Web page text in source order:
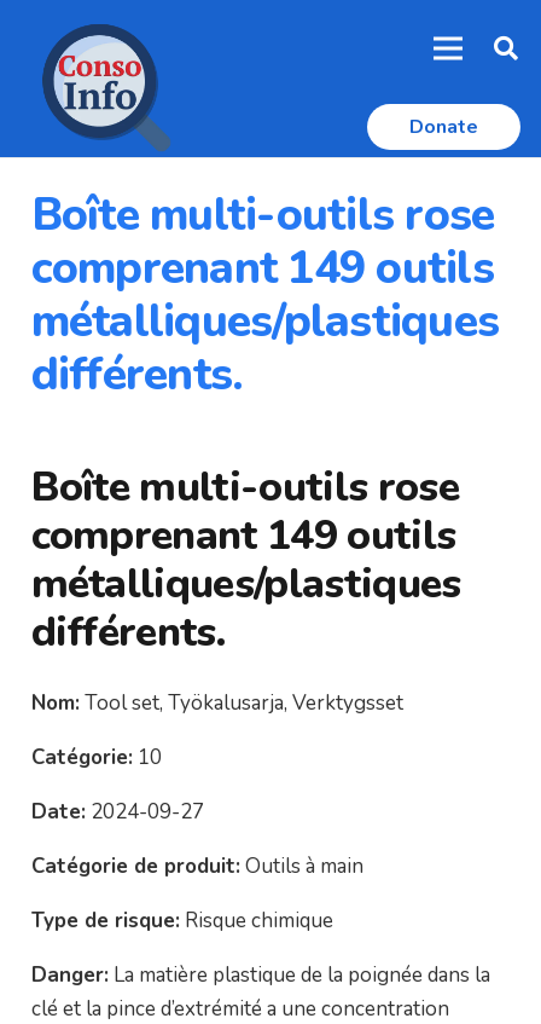
Donate
Boîte multi-outils rose
comprenant 149 outils
métalliques/plastiques
différents.
Boîte multi-outils rose
comprenant 149 outils
métalliques/plastiques
différents.
Nom: Tool set, Työkalusarja, Verktygsset
Catégorie: 10
Date: 2024-09-27
Catégorie de produit: Outils à main
Type de risque: Risque chimique
Danger: La matière plastique de la poignée dans la
clé et la pince d’extrémité a une concentration